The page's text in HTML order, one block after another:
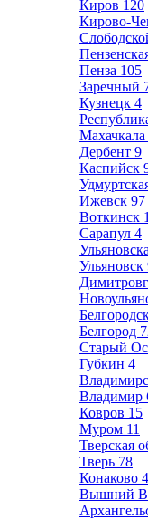
Киров 120
Кирово-
Пенза 105
Заречный
Кузнецк 4
Махачкала
Дербент 9
Каспийск
Ижевск 97
Воткинск
Сарапул 4
Ульяновск
Белгород
Старый
Губкин 4
Владимир
Ковров 15
Муром 11
Тверская
Тверь 78
Конаково 4
Вышний